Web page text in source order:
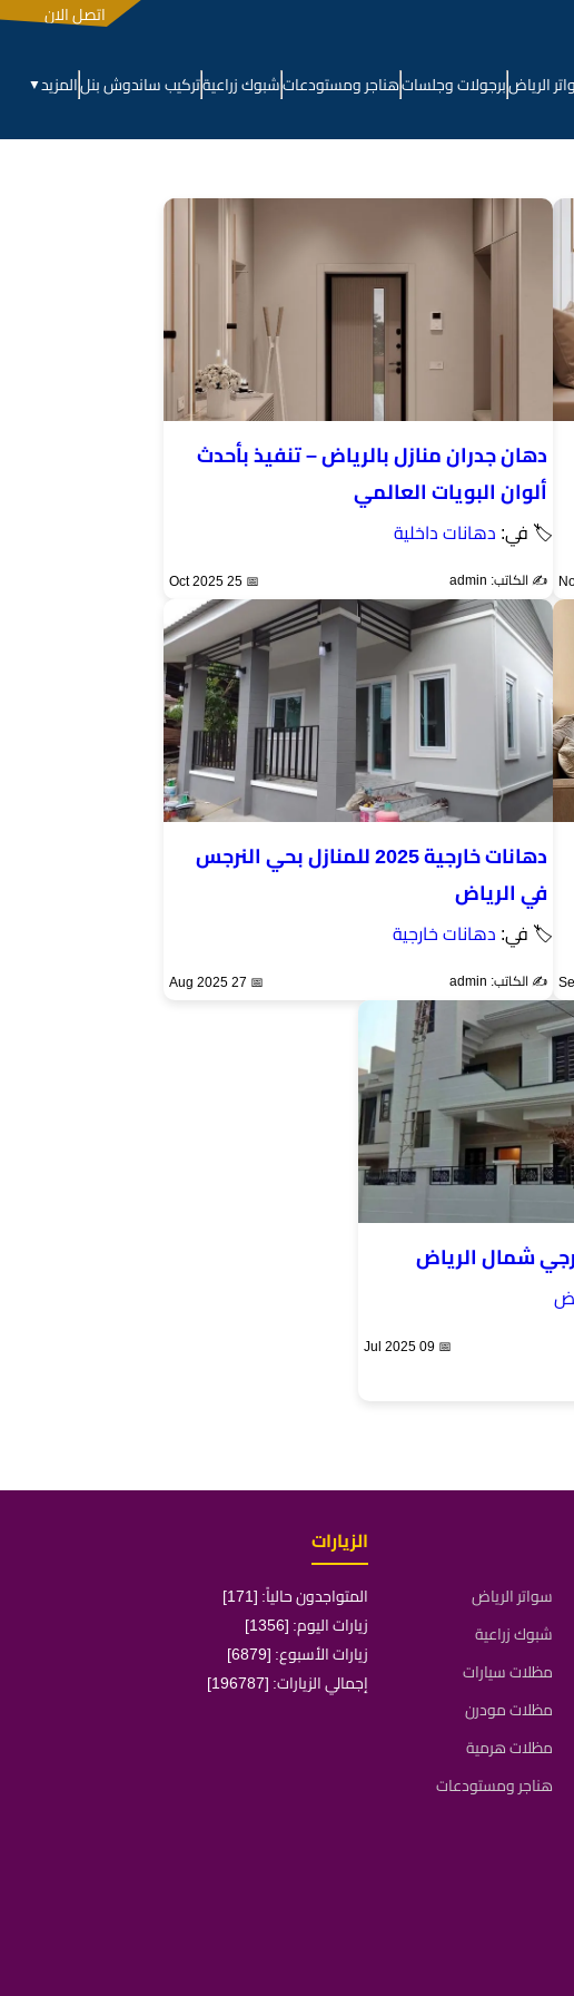
اتصل الان
الرياضبرجولات وجلساتهناجر ومستودعاتشبوك زراعيةتركيب ساندوش بنلالمزيد▼
دهان جدران منازل بالرياض – تنفيذ بأحدث
ألوان البويات العالمي
🏷 في: دهانات داخلية
✍️ الكاتب: admin 📅 25 Oct 2025
دهانات خارجية 2025 للمنازل بحي النرجس
في الرياض
🏷 في: دهانات خارجية
✍️ الكاتب: admin 📅 27 Aug 2025
شمال الرياض
📅 09 Jul 2025
سواتر الرياض
شبوك زراعية
مظلات سيارات
مظلات مودرن
مظلات هرمية
هناجر ومستودعات
الزيارات
المتواجدون حالياً: [171]
زيارات اليوم: [1356]
زيارات الأسبوع: [6879]
إجمالي الزيارات: [196787]